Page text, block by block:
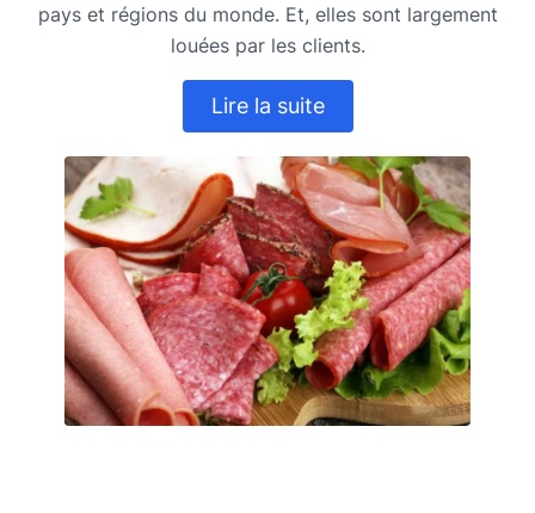
pays et régions du monde. Et, elles sont largement
louées par les clients.
Lire la suite